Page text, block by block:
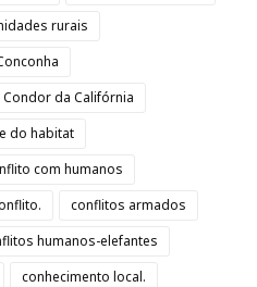
rurais
Condor da Califórnia
do habitat
com humanos
conflitos armados
humanos-elefantes
conhecimento local.